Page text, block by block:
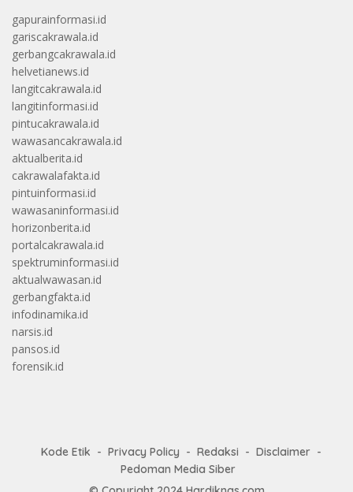
gapurainformasi.id
gariscakrawala.id
gerbangcakrawala.id
helvetianews.id
langitcakrawala.id
langitinformasi.id
pintucakrawala.id
wawasancakrawala.id
aktualberita.id
cakrawalafakta.id
pintuinformasi.id
wawasaninformasi.id
horizonberita.id
portalcakrawala.id
spektruminformasi.id
aktualwawasan.id
gerbangfakta.id
infodinamika.id
narsis.id
pansos.id
forensik.id
Kode Etik Privacy Policy Redaksi
Disclaimer
Pedoman Media Siber